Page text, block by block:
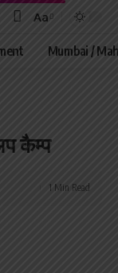
Font
Resizer
Aa
Mumbai /
कैम्प
1 Min Read